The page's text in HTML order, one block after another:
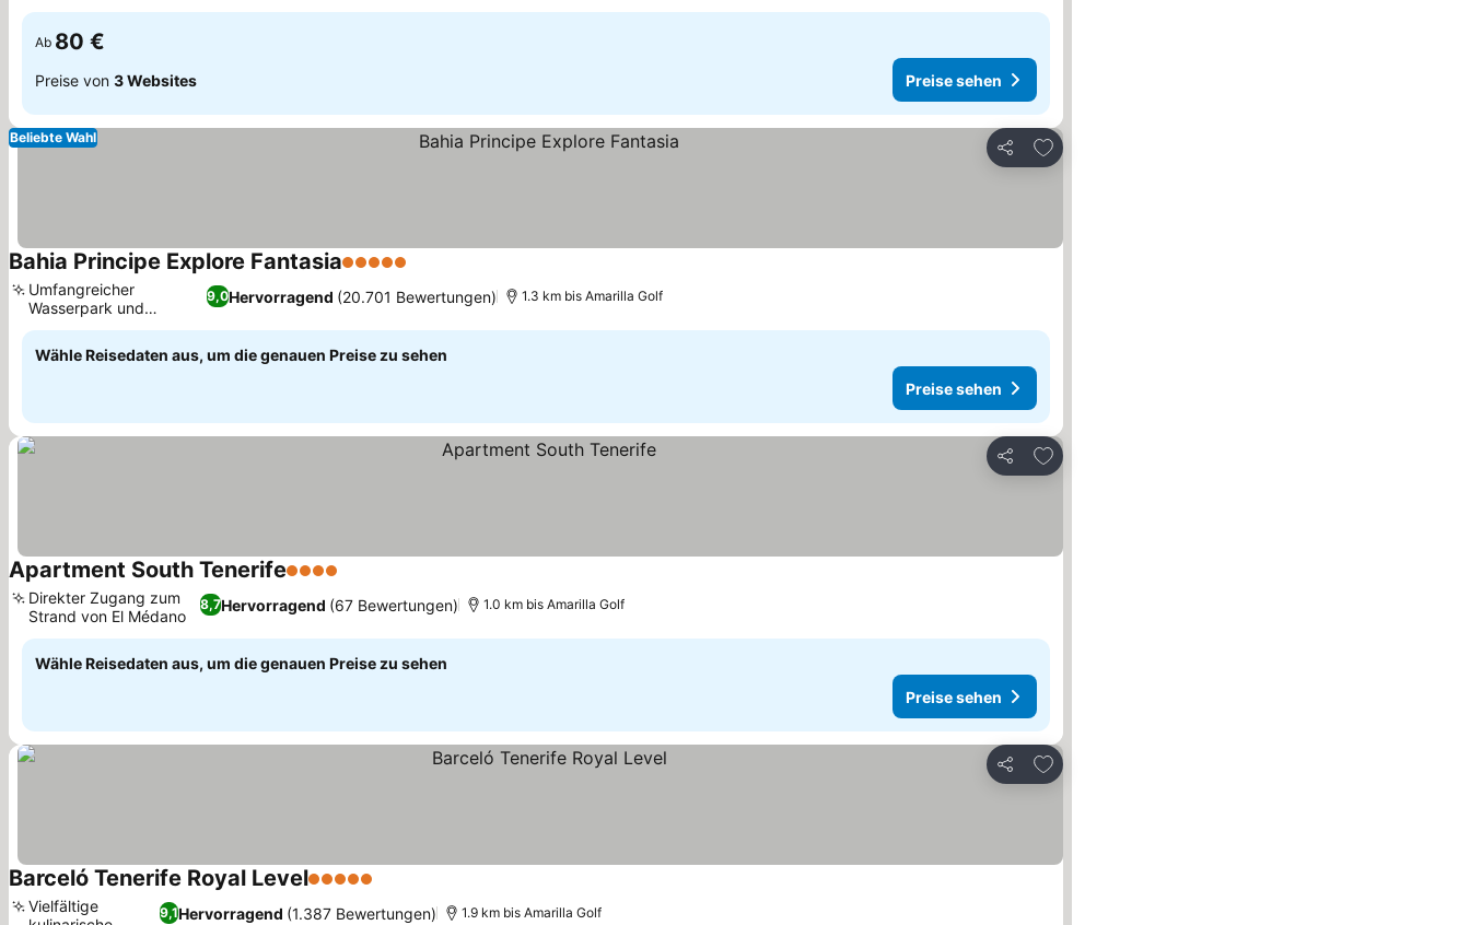
Ab 80 €
Preise von 3 Websites Preise sehen
Teilen
Zu Favoriten hinzufügen
Beliebte Wahl
Bahia Principe Explore Fantasia5 Sterne
9,0Hervorragend (20.701 Bewertungen)
Umfangreicher
Wasserpark und
Planschbereiche
1.3 km bis Amarilla Golf
Wähle Reisedaten aus, um die genauen Preise zu sehen
Preise sehen
Teilen
Zu Favoriten hinzufügen
Apartment South Tenerife4 Sterne
8,7Hervorragend (67 Bewertungen)
Direkter Zugang zum
Strand von El Médano
1.0 km bis Amarilla Golf
Wähle Reisedaten aus, um die genauen Preise zu sehen
Preise sehen
Teilen
Zu Favoriten hinzufügen
Barceló Tenerife Royal Level5 Sterne
9,1Hervorragend (1.387 Bewertungen)
Vielfältige
1.9 km bis Amarilla Golf